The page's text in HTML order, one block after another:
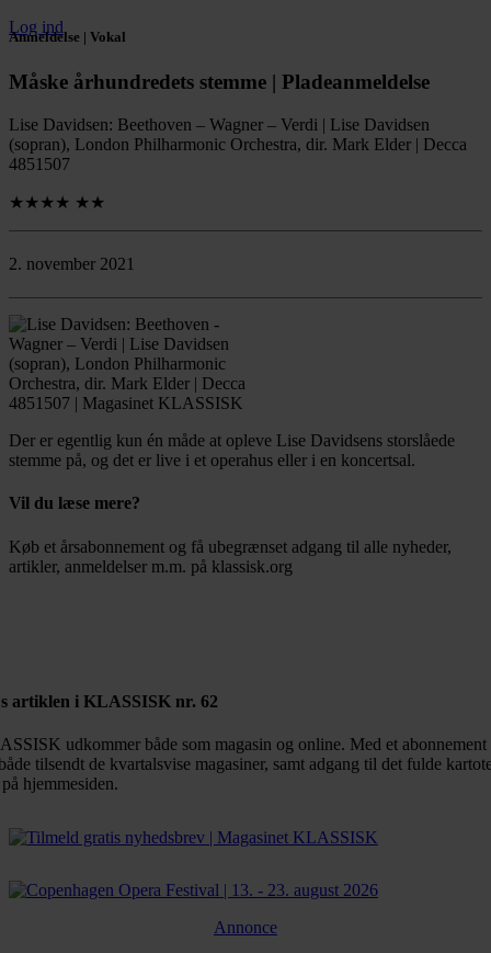
Log ind
Anmeldelse | Vokal
Måske århundredets stemme | Pladeanmeldelse
Lise Davidsen: Beethoven – Wagner – Verdi | Lise Davidsen
(sopran), London Philharmonic Orchestra, dir. Mark Elder | Decca
4851507
★★★★ ★★
2. november 2021
Der er egentlig kun én måde at opleve Lise Davidsens storslåede
stemme på, og det er live i et operahus eller i en koncertsal.
Vil du læse mere?
Køb et årsabonnement og få ubegrænset adgang til alle nyheder,
artikler, anmeldelser m.m. på klassisk.org
artiklen i KLASSISK nr. 62
udkommer både som magasin og online. Med et abonnement
tilsendt de kvartalsvise magasiner, samt adgang til det fulde
hjemmesiden.
Annonce